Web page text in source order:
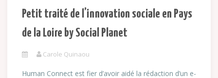
Petit traité de l’innovation sociale en Pays
de la Loire by Social Planet
Carole Quinaou
Human Connect est fier d’avoir aidé la rédaction d’un e-